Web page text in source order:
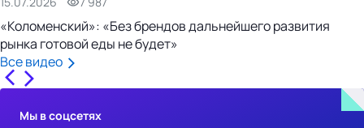
«Коломенский»: «Без брендов дальнейшего развития
рынка готовой еды не будет»
Все видео
Мы в соцсетях